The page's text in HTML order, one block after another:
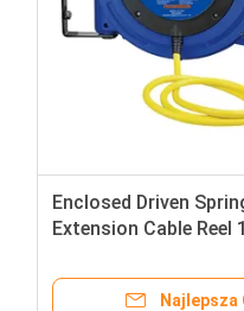
Enclosed Driven
Extension Cable Reel
Najlepsza